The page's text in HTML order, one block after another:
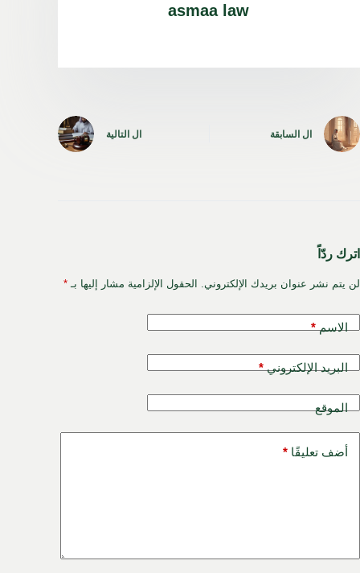
asmaa law
ال السابقة ال التالية
اترك ردّاً
لن يتم نشر عنوان بريدك الإلكتروني. الحقول الإلزامية مشار إليها بـ *
الاسم*
البريد الإلكتروني*
الموقع
أضف تعليقًا *